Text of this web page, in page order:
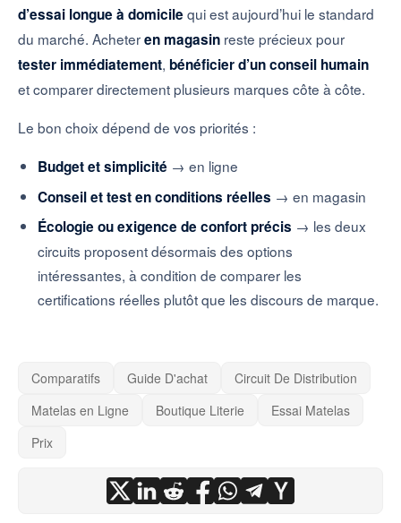
d’essai longue à domicile qui est aujourd’hui le standard
du marché. Acheteren magasin reste précieux pour
tester immédiatement, bénéficier d’un conseil humain
et comparer directement plusieurs marques côte à côte.
Le bon choix dépend de vos priorités :
Budget et simplicité → en ligne
Conseil et test en conditions réelles → en magasin
Écologie ou exigence de confort précis → les deux
circuits proposent désormais des options
intéressantes, à condition de comparer les
certifications réelles plutôt que les discours de marque.
Comparatifs Guide D'achat
Circuit De Distribution
Matelas en Ligne
Boutique Literie
Essai Matelas
Prix